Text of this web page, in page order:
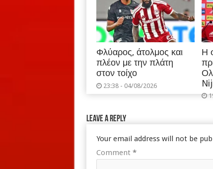
Φλύαρος, άτολμος και
πλέον με την πλάτη
στον τοίχο
23:38 - 04/08/2026
Η
Leave a Reply
Your email address will not be
Comment *